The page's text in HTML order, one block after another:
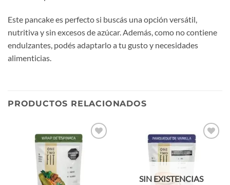
Este pancake es perfecto si buscás una opción versátil,
nutritiva y sin excesos de azúcar. Además, como no contiene
endulzantes, podés adaptarlo a tu gusto y necesidades
alimenticias.
PRODUCTOS RELACIONADOS
SIN EXISTENCIAS